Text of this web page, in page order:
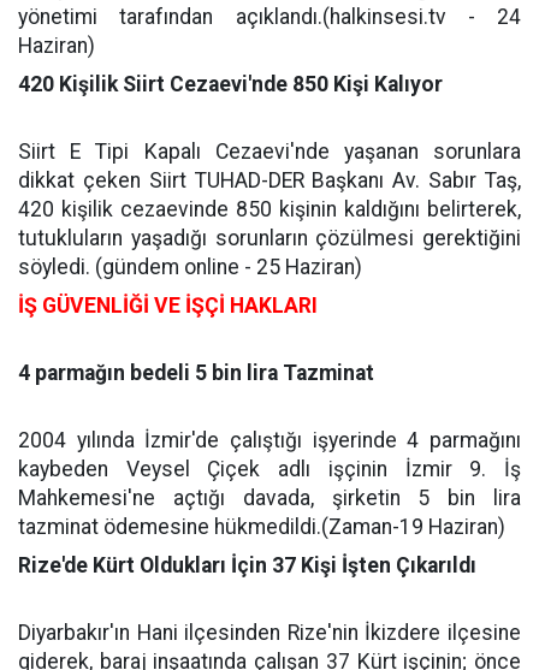
yönetimi tarafından açıklandı.(halkinsesi.tv - 24
Haziran)
420 Kişilik Siirt Cezaevi'nde 850 Kişi Kalıyor
Siirt E Tipi Kapalı Cezaevi'nde yaşanan sorunlara
dikkat çeken Siirt TUHAD-DER Başkanı Av. Sabır Taş,
420 kişilik cezaevinde 850 kişinin kaldığını belirterek,
tutukluların yaşadığı sorunların çözülmesi gerektiğini
söyledi. (gündem online - 25 Haziran)
İŞ GÜVENLİĞİ VE İŞÇİ HAKLARI
4 parmağın bedeli 5 bin lira Tazminat
2004 yılında İzmir'de çalıştığı işyerinde 4 parmağını
kaybeden Veysel Çiçek adlı işçinin İzmir 9. İş
Mahkemesi'ne açtığı davada, şirketin 5 bin lira
tazminat ödemesine hükmedildi.(Zaman-19 Haziran)
Rize'de Kürt Oldukları İçin 37 Kişi İşten Çıkarıldı
Diyarbakır'ın Hani ilçesinden Rize'nin İkizdere ilçesine
giderek, baraj inşaatında çalışan 37 Kürt işçinin; önce